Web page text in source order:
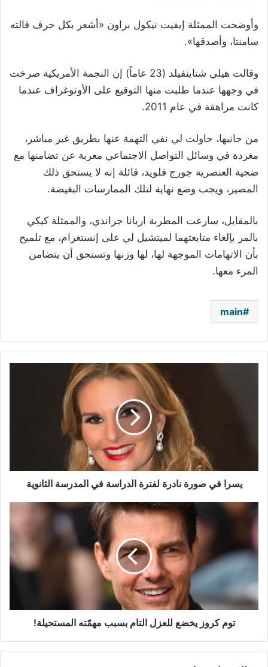
وأوضحت الممثلة إيفيت نيكول براون «أشعر بكل حرف قالته
سامنتا، وأصدقها».
وقالت هيلي شتاينفيلد (23 عاماً) إن النجمة الأمريكية صرخت
في وجهها عندما طلبت منها التوقيع على الأوتوغراف عندما
كانت مراهقة في عام 2011.
من جانبها، حاولت لي نفي التهمة عنها بطريق غير مباشر،
مغردة في وسائل التواصل الاجتماعي معربة عن تضامنها مع
ضحية العنصرية جورج فلويد، قائلة إنه لا يستحق ذلك
المصير، ويجب وضع نهاية لتلك الممارسات البغيضة.
بالمقابل، سارعت المطربة اريانا جراندي، والممثلة كيكي
بالمر بإلغاء متابعتهما لميتشيل لي على إنستغرام، مع تلميح
بأن الاتهامات الموجهة لها، لها وزنها وتستحق أن يتضامن
المرء معها.
main
الثانوية
يسرا في صورة نادرة لفترة الدراسة في المدرسة الثانوية
توم
كروز
للعزل
التام
مهمّته
المستحيلة!
توم كروز يخضع للعزل التام بسبب مهمّته المستحيلة!